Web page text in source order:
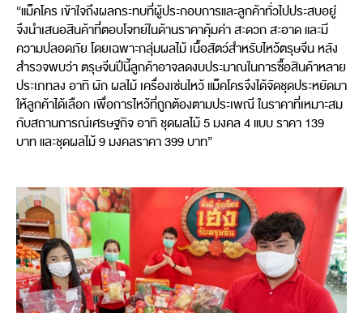
“แม็คโคร เข้าใจถึงผลกระทบที่ผู้ประกอบการและลูกค้าทั่วไปประสบอยู่
จึงนำเสนอสินค้าที่ตอบโจทย์ในด้านราคาคุ้มค่า สะดวก สะอาด และมี
ความปลอดภัย โดยเฉพาะกลุ่มผลไม้ เนื้อสัตว์สำหรับไหว้ตรุษจีน หลัง
สำรวจพบว่า ตรุษจีนปีนี้ลูกค้าอาจลดงบประมาณในการซื้อสินค้าหลาย
ประเภทลง อาทิ ผัก ผลไม้ เครื่องเซ่นไหว้ แม็คโครจึงได้จัดชุดประหยัดมา
ให้ลูกค้าได้เลือก เพื่อการไหว้ที่ถูกต้องตามประเพณี ในราคาที่เหมาะสม
กับสถานการณ์เศรษฐกิจ อาทิ ชุดผลไม้ 5 มงคล 4 แบบ ราคา 139
บาท และชุดผลไม้ 9 มงคลราคา 399 บาท”